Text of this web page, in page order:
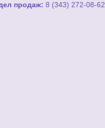
продаж: 8 (343) 272-08-62